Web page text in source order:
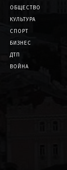
ОБЩЕСТВО
КУЛЬТУРА
СПОРТ
БИЗНЕС
ДТП
ВОЙНА